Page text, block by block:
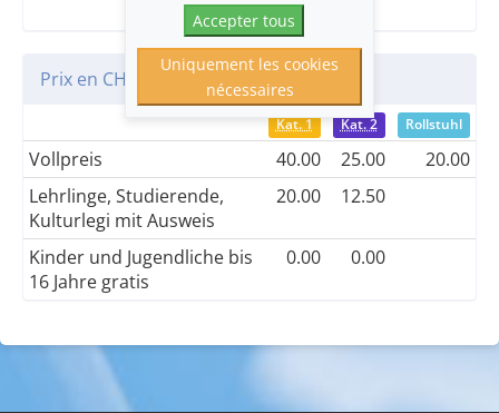
Prix en CHF
Kat. 1 Kat. 2 Rollstuhl
Vollpreis 40.00 25.00
20.00
Lehrlinge, Studierende,
Kulturlegi mit Ausweis
20.00 12.50
Kinder und Jugendliche bis
16 Jahre gratis
0.00 0.00
Accepter tous
Uniquement les cookies
nécessaires